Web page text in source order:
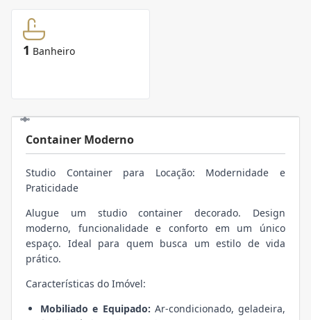
1 Banheiro
Container Moderno
Studio Container para Locação: Modernidade e
Praticidade
Alugue um studio container decorado. Design
moderno, funcionalidade e conforto em um único
espaço. Ideal para quem busca um estilo de vida
prático.
Características do Imóvel:
Mobiliado e Equipado: Ar-condicionado, geladeira,